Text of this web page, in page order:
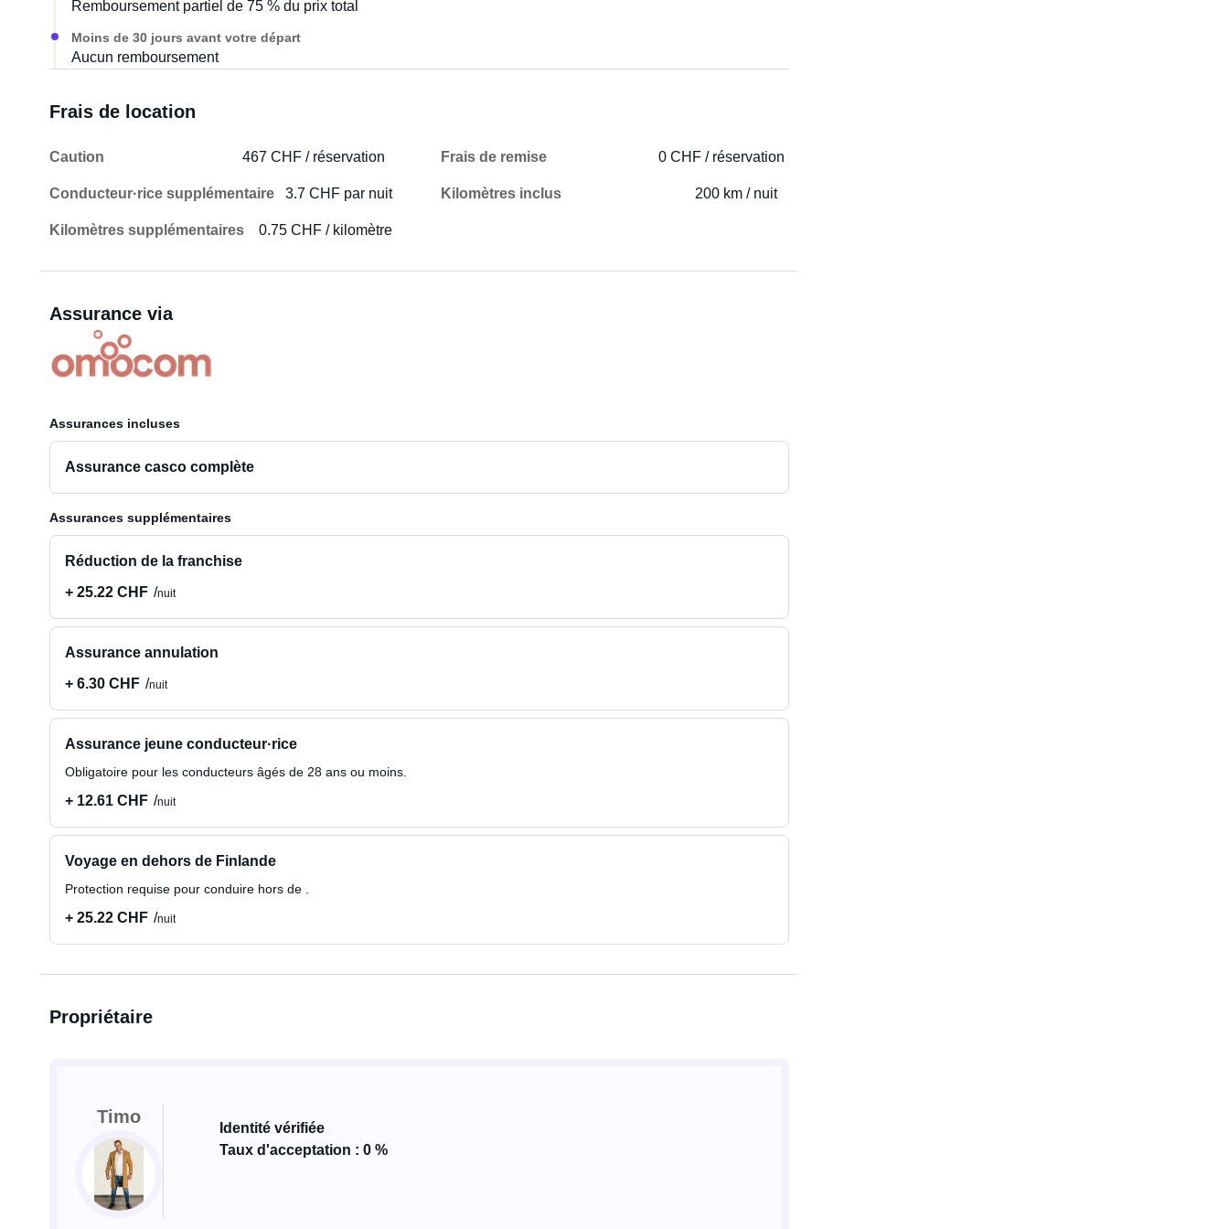
Remboursement partiel de 75 % du prix total
Moins de 30 jours avant votre départ
Aucun remboursement
Frais de location
Caution 467 CHF / réservation Frais de remise 0 CHF / réservation
Conducteur·rice supplémentaire 3.7 CHF par nuit Kilomètres inclus 200 km / nuit
Kilomètres supplémentaires 0.75 CHF / kilomètre
Assurance via
Assurances incluses
Assurance casco complète
Assurances supplémentaires
Réduction de la franchise
+ 25.22 CHF
nuit
Assurance annulation
+ 6.30 CHF
nuit
Assurance jeune conducteur·rice
Obligatoire pour les conducteurs âgés de 28 ans ou moins.
+ 12.61 CHF nuit
Voyage en dehors de Finlande
Protection requise pour conduire hors de .
+ 25.22 CHF nuit
Propriétaire
Timo
Identité vérifiée
Taux d'acceptation : 0 %